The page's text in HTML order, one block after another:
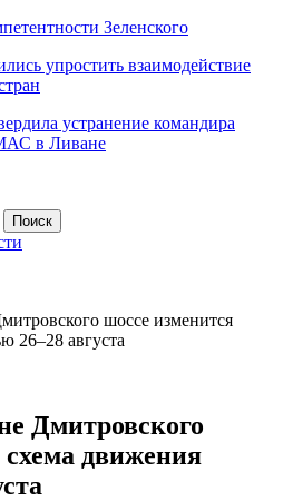
Зеленского
упростить взаимодействие
устранение командира
в Ливане
шоссе изменится
26–28 августа
Дмитровского
движения